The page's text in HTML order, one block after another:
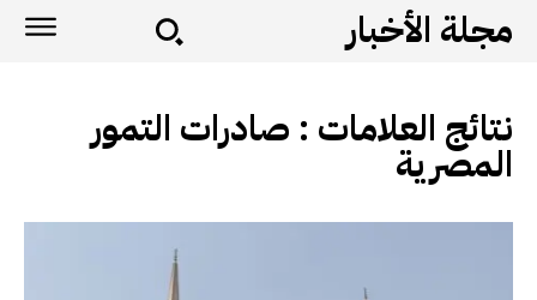
مجلة الأخبار
نتائج العلامات : صادرات التمور
المصرية